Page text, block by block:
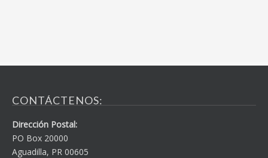
CONTÁCTENOS:
Dirección Postal:
PO Box 20000
Aguadilla, PR 00605